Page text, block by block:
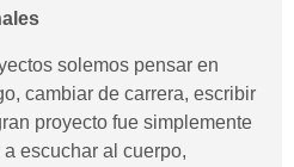
solemos pensar en
cambiar de carrera, escribir
proyecto fue simplemente
escuchar al cuerpo,